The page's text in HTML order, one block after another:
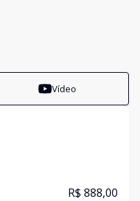
Vídeo
R$ 888,00